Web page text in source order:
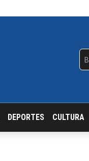
DEPORTES CULTURA